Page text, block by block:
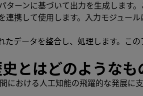
ーンに基づいて出力を生成します。
携して使用します。入力モジュー
データを整合し、処理します。こ
とはどのようなも
における人工知能の飛躍的な発展